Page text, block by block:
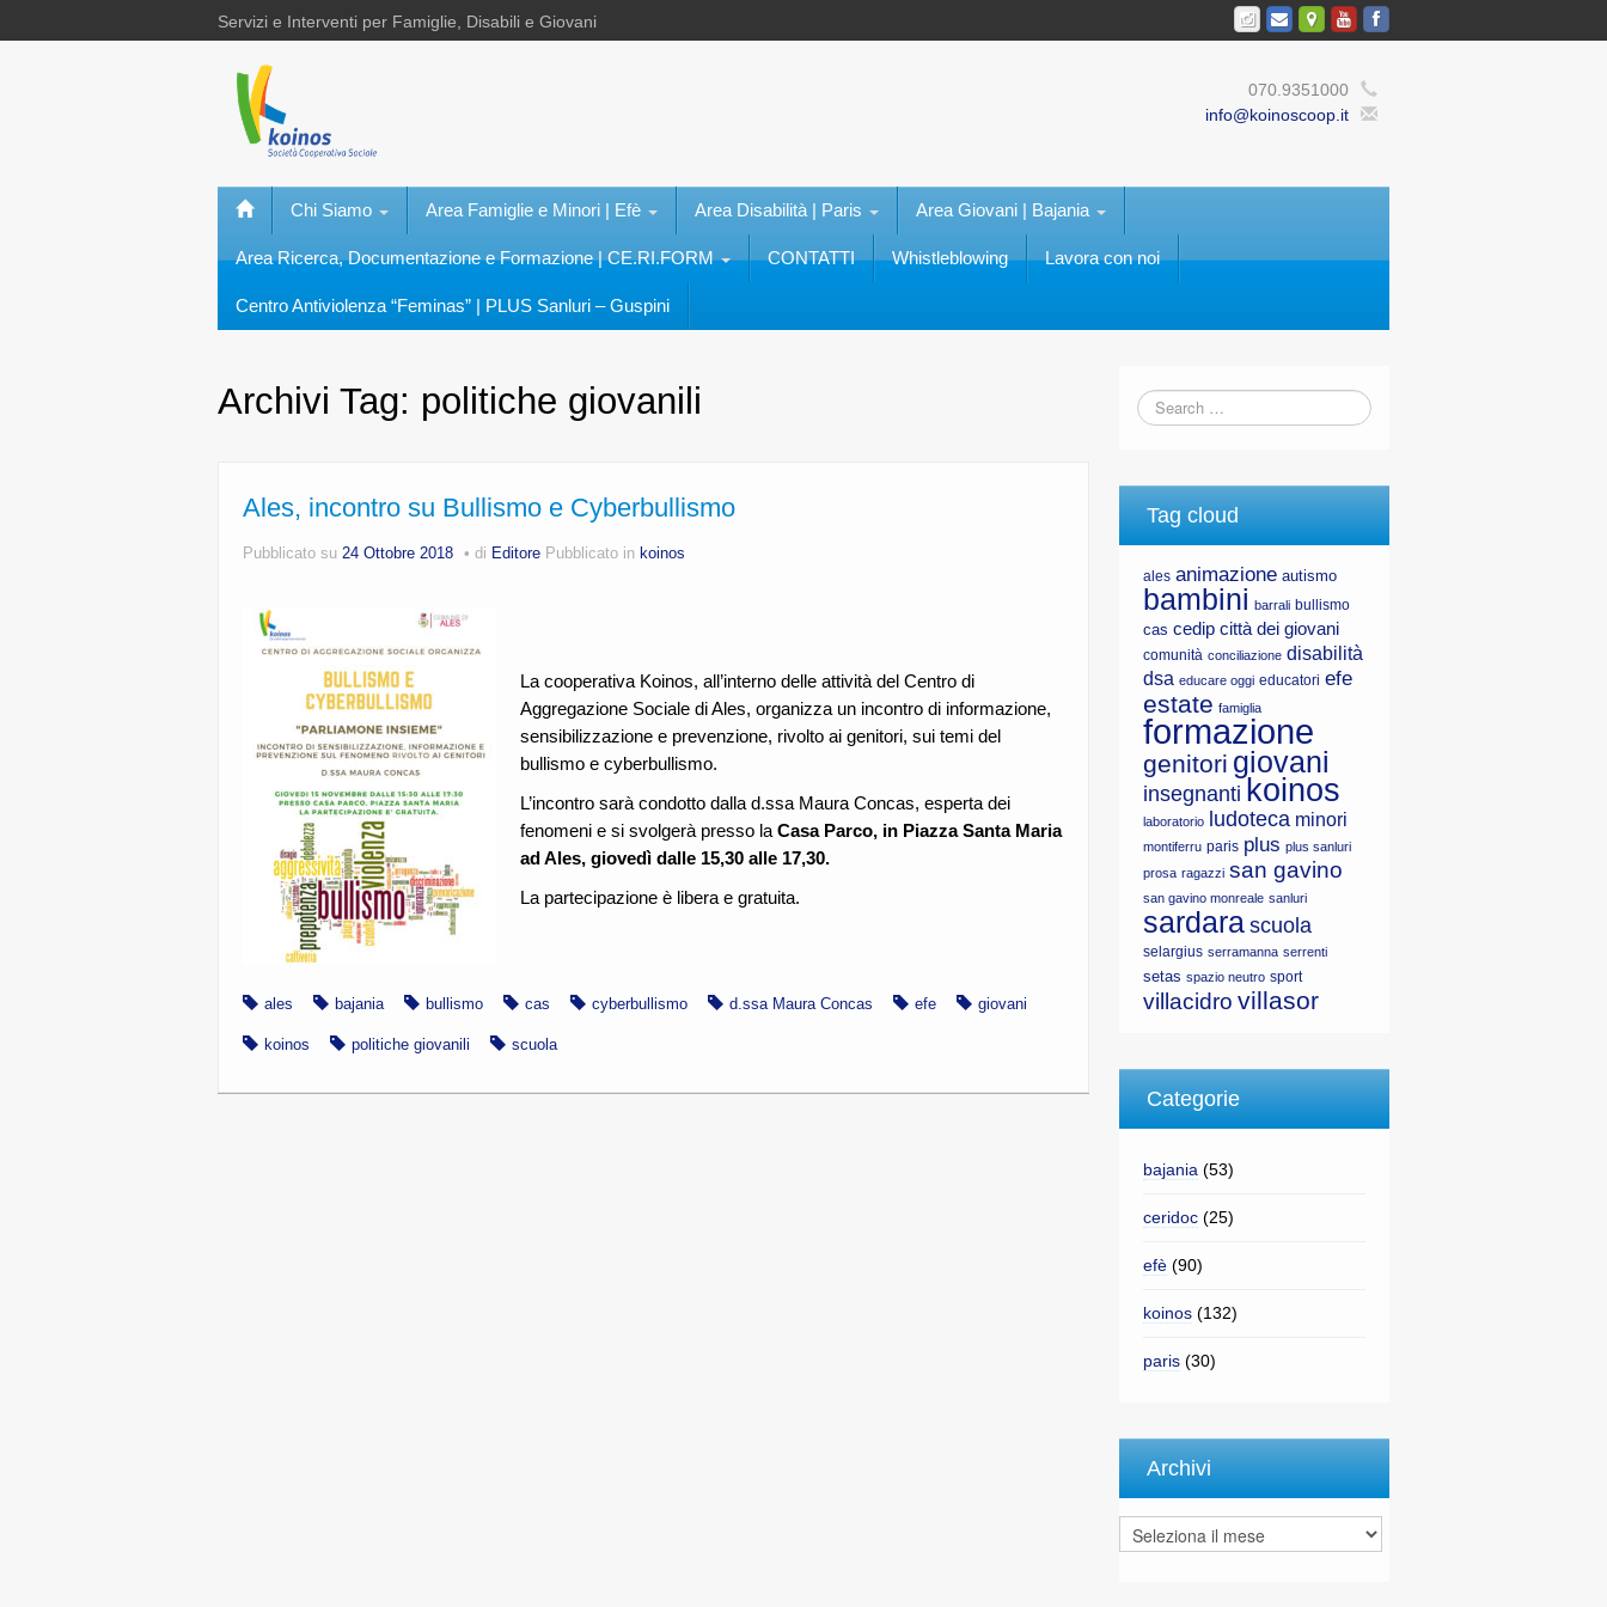
Servizi e Interventi per Famiglie, Disabili e Giovani
070.9351000
info@koinoscoop.it
Chi Siamo Area Famiglie e Minori | Efè Area Disabilità | Paris Area Giovani | Bajania
Area Ricerca, Documentazione e Formazione | CE.RI.FORM CONTATTI Whistleblowing Lavora con noi
Centro Antiviolenza “Feminas” | PLUS Sanluri – Guspini
Archivi Tag: politiche giovanili
Ales, incontro su Bullismo e Cyberbullismo
Pubblicato su 24 Ottobre 2018 di Editore Pubblicato in koinos
La cooperativa Koinos, all’interno delle attività del Centro di
Aggregazione Sociale di Ales, organizza un incontro di informazione,
sensibilizzazione e prevenzione, rivolto ai genitori, sui temi del
bullismo e cyberbullismo.
L’incontro sarà condotto dalla d.ssa Maura Concas, esperta dei
fenomeni e si svolgerà presso la Casa Parco, in Piazza Santa Maria
ad Ales, giovedì dalle 15,30 alle 17,30.
La partecipazione è libera e gratuita.
ales bajania bullismo cas cyberbullismo d.ssa Maura Concas efe giovani
koinos politiche giovanili scuola
Tag cloud
ales animazione autismo
bambini barrali bullismo
cas cedip città dei giovani
comunità conciliazione disabilità
dsa educare oggi educatori efe
estate famiglia
formazione
genitori giovani
insegnanti koinos
laboratorio ludoteca minori
montiferru paris plus plus sanluri
prosa ragazzi san gavino
san gavino monreale sanluri
sardara scuola
selargius serramanna serrenti
setas spazio neutro sport
villacidro villasor
Categorie
bajania (53)
ceridoc(25)
efè(90)
koinos(132)
paris(30)
Archivi
Archivi